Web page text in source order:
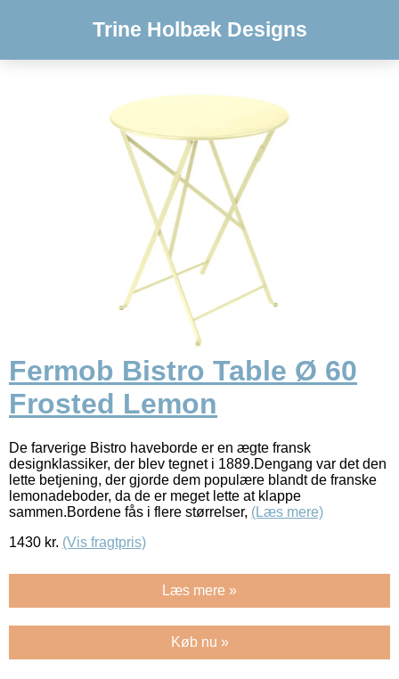
Trine Holbæk Designs
Fermob Bistro Table Ø 60
Frosted Lemon
De farverige Bistro haveborde er en ægte fransk
designklassiker, der blev tegnet i 1889.Dengang var det den
lette betjening, der gjorde dem populære blandt de franske
lemonadeboder, da de er meget lette at klappe
sammen.Bordene fås i flere størrelser, (Læs mere)
1430 kr. (Vis fragtpris)
Læs mere »
Køb nu »